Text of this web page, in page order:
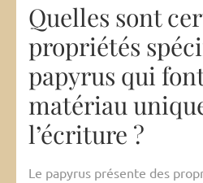
Quelles sont
propriétés
papyrus qui
matériau
l’écriture ?
Le papyrus présente des